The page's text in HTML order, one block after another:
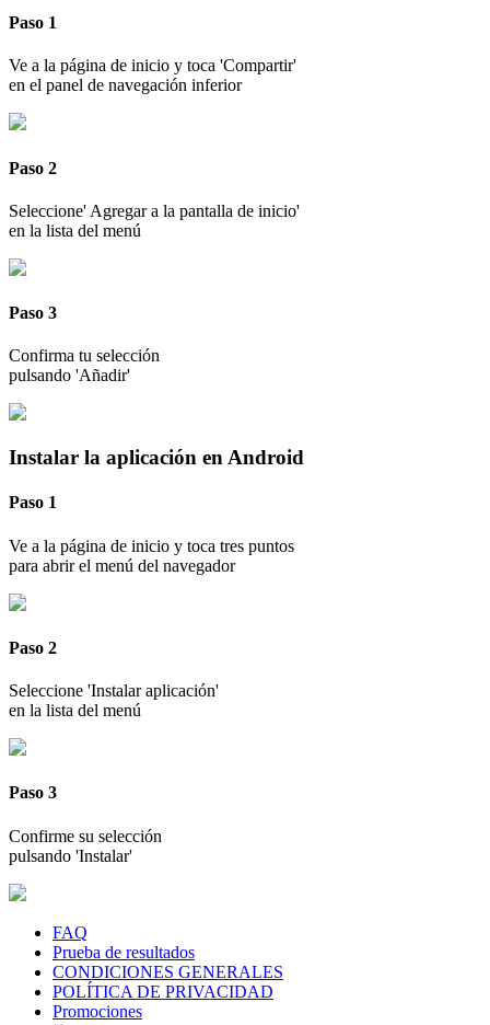
Paso 1
Ve a la página de inicio y toca 'Compartir'
en el panel de navegación inferior
Paso 2
Seleccione' Agregar a la pantalla de inicio'
en la lista del menú
Paso 3
Confirma tu selección
pulsando 'Añadir'
Instalar la aplicación en Android
Paso 1
Ve a la página de inicio y toca tres puntos
para abrir el menú del navegador
Paso 2
Seleccione 'Instalar aplicación'
en la lista del menú
Paso 3
Confirme su selección
pulsando 'Instalar'
FAQ
Prueba de resultados
CONDICIONES GENERALES
POLÍTICA DE PRIVACIDAD
Promociones